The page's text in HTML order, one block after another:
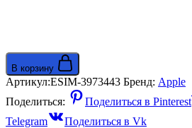
В корзину
Артикул:ESIM-3973443 Бренд: Apple
Поделиться:
Поделиться в Pinterest
Telegram
Поделиться в Vk